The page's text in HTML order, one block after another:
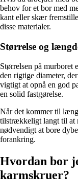
behov for et bor med
kant eller skær
disse materialer.
Størrelse og
Størrelsen på murboret
den rigtige diameter,
vigtigt at opnå en god
en solid fastgørelse.
Når det kommer til
tilstrækkeligt langt til at
nødvendigt at bore
forankring.
Hvordan bor
karmskruer?